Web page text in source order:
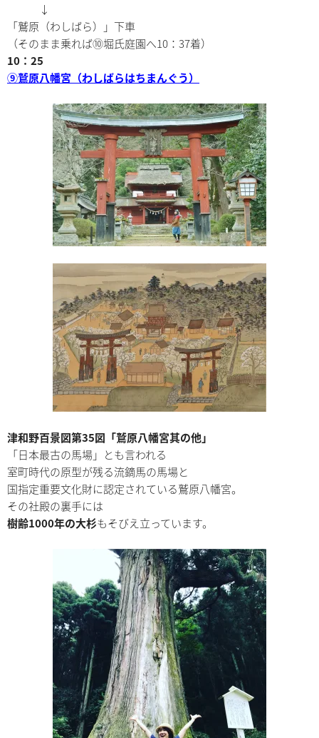
↓
「鷲原（わしばら）」下車
（そのまま乗れば⑩堀氏庭園へ10：37着）
10：25
⑨鷲原八幡宮（わしばらはちまんぐう）
津和野百景図第35図「鷲原八幡宮其の他」
「日本最古の馬場」とも言われる
室町時代の原型が残る流鏑馬の馬場と
国指定重要文化財に認定されている鷲原八幡宮。
その社殿の裏手には
樹齢1000年の大杉もそびえ立っています。